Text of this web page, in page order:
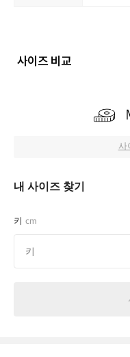
사이즈 비교